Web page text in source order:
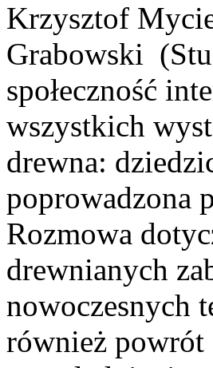
Krzysztof
Grabowski
społeczność
wszystkich
drewna:
poprowadzona
Rozmowa
drewnianych
nowoczesnych
również powrót